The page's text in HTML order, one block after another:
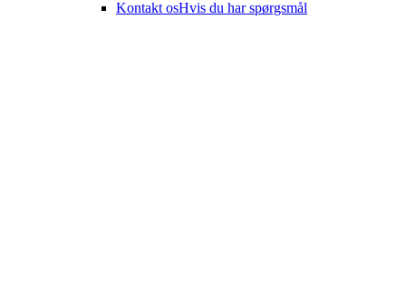
Kontakt osHvis du har spørgsmål